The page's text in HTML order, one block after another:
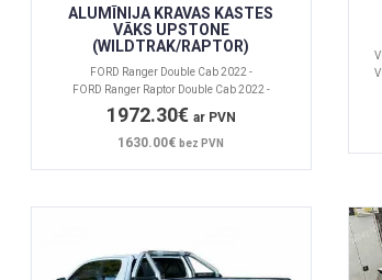
ALUMĪNIJA KRAVAS KASTES
VĀKS UPSTONE
(WILDTRAK/RAPTOR)
FORD Ranger Double Cab 2022 -
FORD Ranger Raptor Double Cab 2022 -
1972.30€ ar PVN
1630.00€bez PVN